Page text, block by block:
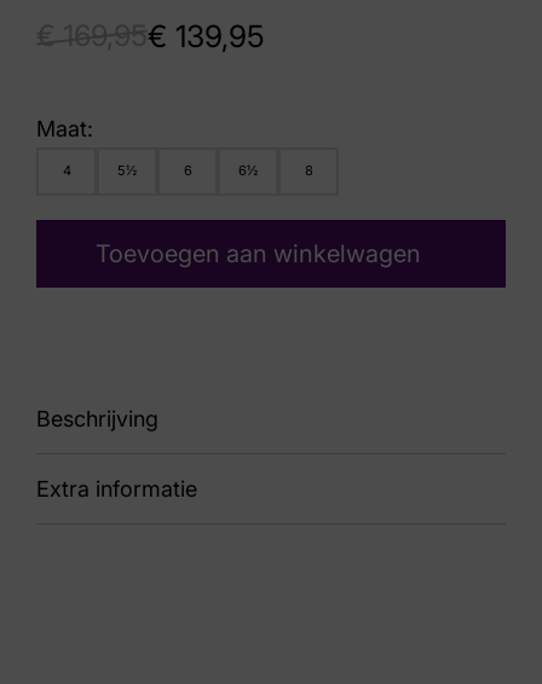
€ 139,95
Maat:
4 5½ 6 6½ 8
Toevoegen aan winkelwagen
Beschrijving
88 584.002-0353
Extra informatie